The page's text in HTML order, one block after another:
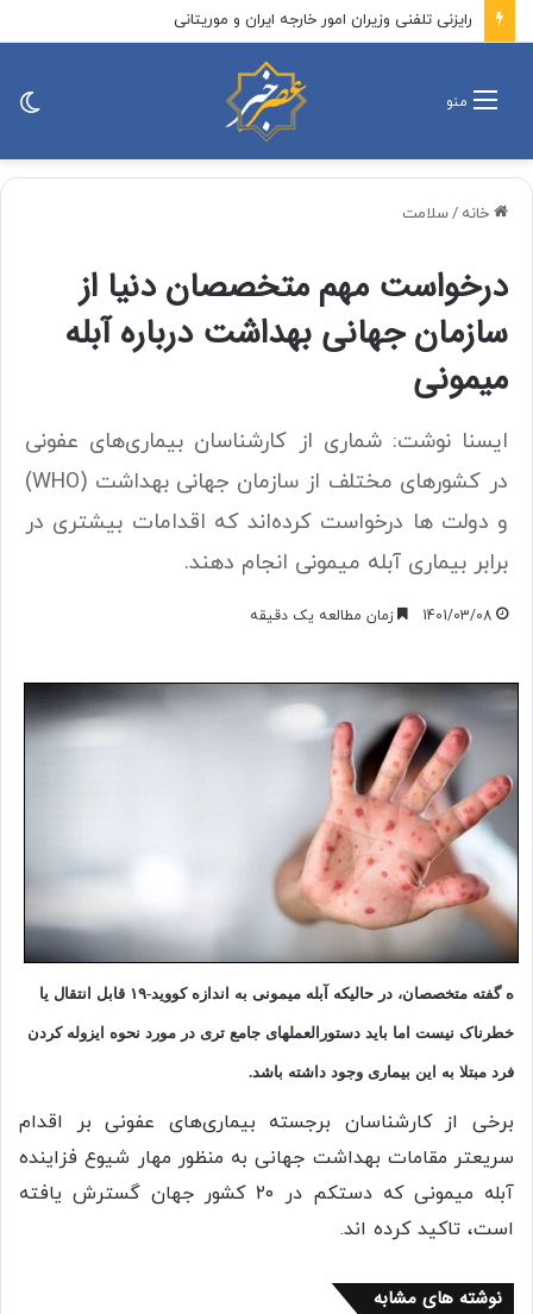
منو
خانه /سلامت
درخواست مهم متخصصان دنیا از
سازمان جهانی بهداشت درباره آبله
میمونی
ایسنا نوشت: شماری از کارشناسان بیماری‌های عفونی
در کشورهای مختلف از سازمان جهانی بهداشت (WHO)
و دولت ها درخواست کرده‌اند که اقدامات بیشتری در
برابر بیماری آبله میمونی انجام دهند.
1401/03/08 زمان مطالعه یک دقیقه
ه گفته متخصصان، در حالیکه آبله میمونی به اندازه کووید-۱۹ قابل انتقال یا
خطرناک نیست اما باید دستورالعملهای جامع تری در مورد نحوه ایزوله کردن
فرد مبتلا به این بیماری وجود داشته باشد.
برخی از کارشناسان برجسته بیماری‌های عفونی بر اقدام
سریعتر مقامات بهداشت جهانی به منظور مهار شیوع فزاینده
آبله میمونی که دستکم در ۲۰ کشور جهان گسترش یافته
است، تاکید کرده اند.
نوشته های مشابه